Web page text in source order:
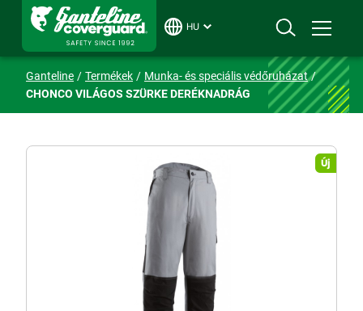
HU
Ganteline Termékek
Munka- és speciális védőruházat
CHONCO VILÁGOS SZÜRKE DERÉKNADRÁG
Új